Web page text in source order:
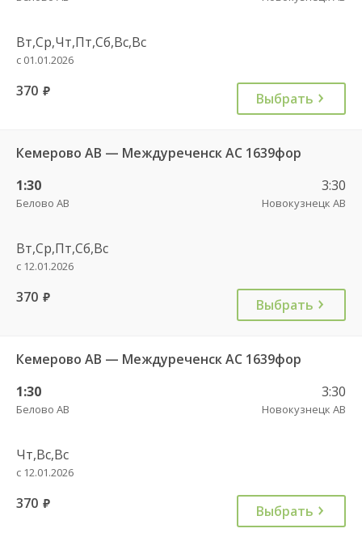
Вт,Ср,Чт,Пт,Сб,Вс,Вс
с 01.01.2026
370 руб. Выбрать
Кемерово АВ — Междуреченск АС 1639фор
1:30
Белово АВ
3:30
Новокузнецк АВ
Вт,Ср,Пт,Сб,Вс
с 12.01.2026
370 руб. Выбрать
Кемерово АВ — Междуреченск АС 1639фор
1:30
Белово АВ
3:30
Новокузнецк АВ
Чт,Вс,Вс
с 12.01.2026
370 руб. Выбрать